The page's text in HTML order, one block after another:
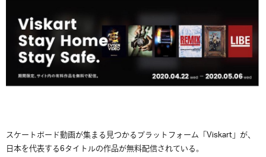
スケートボード動画が集まる見つかるプラットフォーム「Viskart」が、
日本を代表する6タイトルの作品が無料配信されている。